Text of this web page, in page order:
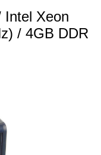
Intel Xeon
/ 4GB DDR